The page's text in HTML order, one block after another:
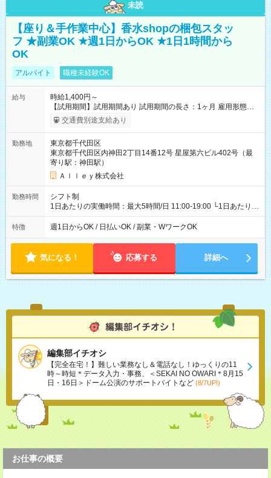
未読
【座り＆手作業中心】香水shopの梱包スタッ
フ ★副業OK ★週1日からOK ★1日1時間から
OK
アルバイト 職種未経験OK
給与
時給1,400円～
【試用期間】試用期間あり 試用期間の長さ：1ヶ月 雇用形態、
給与は本採用時と同じです。
交通費別途支給あり
勤務地
東京都千代田区
東京都千代田区内神田2丁目14番12号 星屋第六ビル402号（最
寄り駅：神田駅）
Ａｌｌｅｙ株式会社
勤務時間
シフト制
1日あたりの実働時間：最大5時間/日 11:00-19:00 └1日あたりの
実働時間：1-5時間 └上記の時間帯内であれば、いつでも勤務可
能！ └平日・土曜日の中で、お好きな曜日でご勤務いただけま
18:00 などのように、自由な働き方が可能なお仕事です！
特徴 週1日からOK / 日払いOK / 副業・WワークOK
気になる！ 応募する 詳細へ
編集部イチオシ
【完全在宅！】難しい業務なし＆電話なし！ゆっくりの11
時～時短＊データ入力・事務、＜SEKAI NO OWARI＊8月15
日・16日＞ドーム公演のサポートバイトなど (8/7UP!)
お仕事の概要